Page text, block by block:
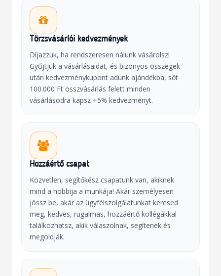
Törzsvásárlói kedvezmények
Díjazzuk, ha rendszeresen nálunk vásárolsz!
Gyűjtjük a vásárlásaidat, és bizonyos összegek
után kedvezménykupont adunk ajándékba, sőt
100.000 Ft összvásárlás felett minden
vásárlásodra kapsz +5% kedvezményt.
Hozzáértő csapat
Közvetlen, segítőkész csapatunk van, akiknek
mind a hobbija a munkája! Akár személyesen
jössz be, akár az ügyfélszolgálatunkat keresed
meg, kedves, rugalmas, hozzáértő kollégákkal
találkozhatsz, akik válaszolnak, segítenek és
megoldják.